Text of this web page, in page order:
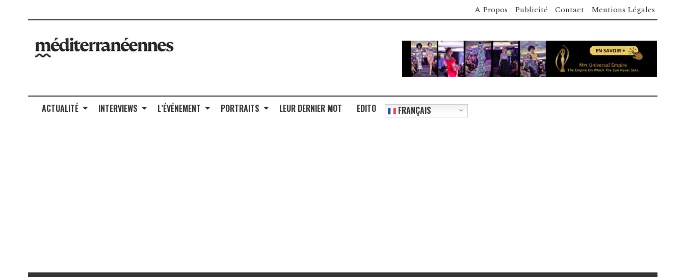
A Propos Publicité Contact Mentions Légales
ACTUALITÉ INTERVIEWS L’ÉVÉNEMENT PORTRAITS LEUR DERNIER MOT EDITO FRANÇAIS